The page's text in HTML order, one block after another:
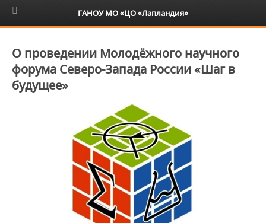
6+
О проведении Молодёжного научного
форума Северо-Запада России «Шаг в
будущее»
ГАНОУ МО «ЦО «Лапландия»